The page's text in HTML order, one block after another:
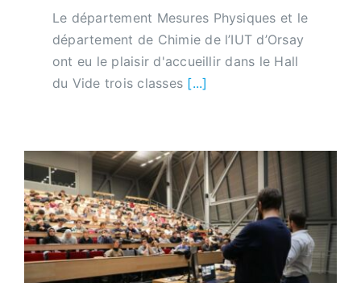
Le département Mesures Physiques et le
département de Chimie de l’IUT d’Orsay
ont eu le plaisir d'accueillir dans le Hall
du Vide trois classes [...]